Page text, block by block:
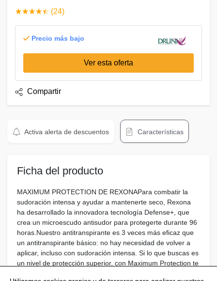
☆☆☆☆☆
★★★★★ (24)
Precio más bajo
Ver esta oferta
Compartir
Activa alerta de descuentos Características
Ficha del producto
MAXIMUM PROTECTION DE REXONAPara combatir la
sudoración intensa y ayudar a mantenerte seco, Rexona
ha desarrollado la innovadora tecnología Defense+, que
crea un microescudo antisudor para protegerte durante 96
horas.Nuestro antitranspirante es 3 veces más eficaz que
un antitranspirante básico: no hay necesidad de volver a
aplicar, incluso con sudoración intensa. Si lo que buscas es
un nivel de protección superior, con Maximum Protection te